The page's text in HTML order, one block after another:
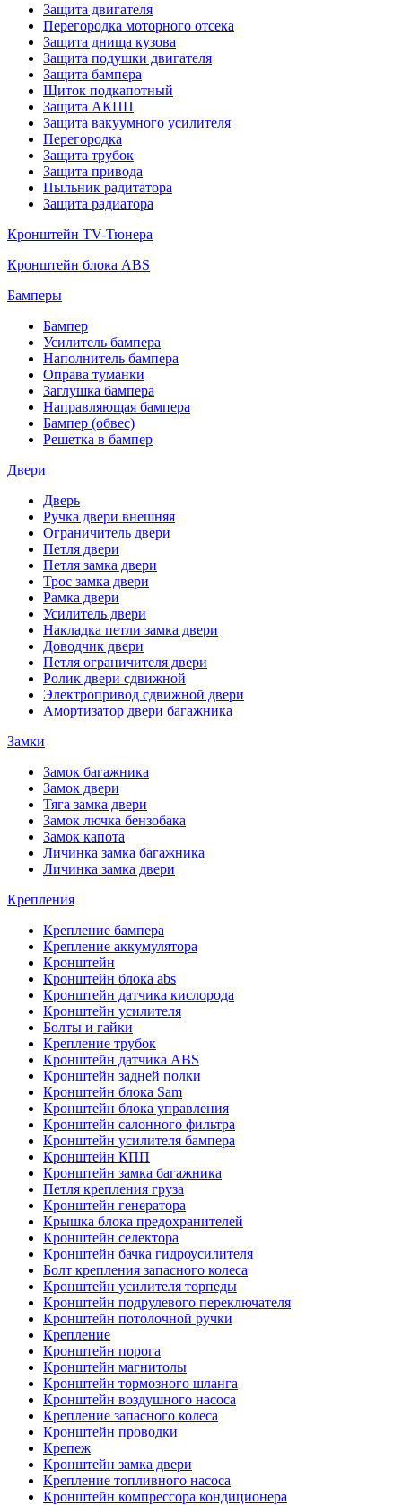
Защита двигателя
Перегородка моторного отсека
Защита днища кузова
Защита подушки двигателя
Защита бампера
Щиток подкапотный
Защита АКПП
Защита вакуумного усилителя
Перегородка
Защита трубок
Защита привода
Пыльник радитатора
Защита радиатора
Кронштейн TV-Тюнера
Кронштейн блока ABS
Бамперы
Бампер
Усилитель бампера
Наполнитель бампера
Оправа туманки
Заглушка бампера
Направляющая бампера
Бампер (обвес)
Решетка в бампер
Двери
Дверь
Ручка двери внешняя
Ограничитель двери
Петля двери
Петля замка двери
Трос замка двери
Рамка двери
Усилитель двери
Накладка петли замка двери
Доводчик двери
Петля ограничителя двери
Ролик двери сдвижной
Электропривод сдвижной двери
Амортизатор двери багажника
Замки
Замок багажника
Замок двери
Тяга замка двери
Замок лючка бензобака
Замок капота
Личинка замка багажника
Личинка замка двери
Крепления
Крепление бампера
Крепление аккумулятора
Кронштейн
Кронштейн блока abs
Кронштейн датчика кислорода
Кронштейн усилителя
Болты и гайки
Крепление трубок
Кронштейн датчика ABS
Кронштейн задней полки
Кронштейн блока Sam
Кронштейн блока управления
Кронштейн салонного фильтра
Кронштейн усилителя бампера
Кронштейн КПП
Кронштейн замка багажника
Петля крепления груза
Кронштейн генератора
Крышка блока предохранителей
Кронштейн селектора
Кронштейн бачка гидроусилителя
Болт крепления запасного колеса
Кронштейн усилителя торпеды
Кронштейн подрулевого переключателя
Кронштейн потолочной ручки
Крепление
Кронштейн порога
Кронштейн магнитолы
Кронштейн тормозного шланга
Кронштейн воздушного насоса
Крепление запасного колеса
Кронштейн проводки
Крепеж
Кронштейн замка двери
Крепление топливного насоса
Кронштейн компрессора кондиционера